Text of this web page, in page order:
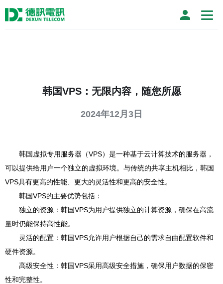
韩国VPS：无限内容，随您所愿
2024年12月3日
韩国虚拟专用服务器（VPS）是一种基于云计算技术的服务器，
可以提供给用户一个独立的虚拟环境。与传统的共享主机相比，韩国
VPS具有更高的性能、更大的灵活性和更高的安全性。
韩国VPS的主要优势包括：
独立的资源：韩国VPS为用户提供独立的计算资源，确保在高流
量时仍能保持高性能。
灵活的配置：韩国VPS允许用户根据自己的需求自由配置软件和
硬件资源。
高级安全性：韩国VPS采用高级安全措施，确保用户数据的保密
性和完整性。